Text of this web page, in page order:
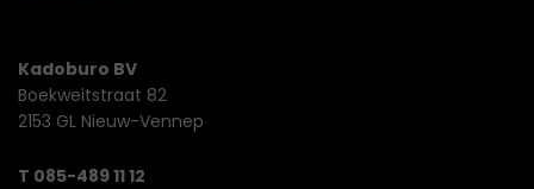
Kadoburo BV
Boekweitstraat 82
2153 GL Nieuw-Vennep
T 085-489 11 12